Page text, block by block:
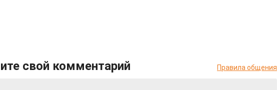
свой комментарий Правила общения